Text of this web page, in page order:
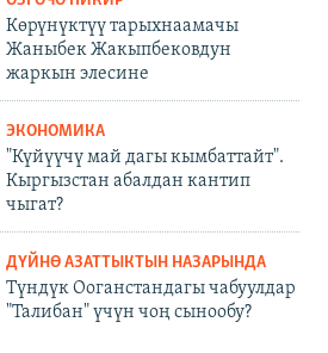
Көрүнүктүү тарыхнаамачы
Жаныбек Жакыпбековдун
жаркын элесине
ЭКОНОМИКА
"Күйүүчү май дагы кымбаттайт".
Кыргызстан абалдан кантип
чыгат?
ДҮЙНӨ АЗАТТЫКТЫН НАЗАРЫНДА
Түндүк Ооганстандагы чабуулдар
"Талибан" үчүн чоң сынообу?